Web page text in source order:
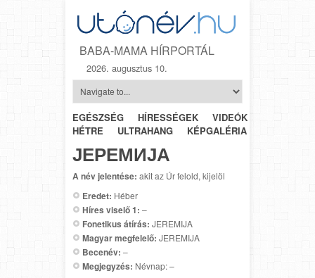
BABA-MAMA HÍRPORTÁL
2026. augusztus 10.
EGÉSZSÉG HÍRESSÉGEK VIDEÓK
HÉTRŐL-
HÉTRE
ULTRAHANG KÉPGALÉRIA
ЈЕРЕМИЈА
A név jelentése: akit az Úr felold, kijelöl
Eredet: Héber
Híres viselő 1: –
Fonetikus átírás: JEREMIJA
Magyar megfelelő: JEREMIJA
Becenév: –
Megjegyzés: Névnap: –